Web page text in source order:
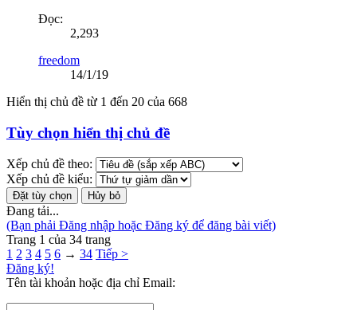
Đọc:
2,293
freedom
14/1/19
Hiển thị chủ đề từ 1 đến 20 của 668
Tùy chọn hiển thị chủ đề
Xếp chủ đề theo:
Xếp chủ đề kiểu:
Đang tải...
(Bạn phải Đăng nhập hoặc Đăng ký để đăng bài viết)
Trang 1 của 34 trang
1 2 3 4 5 6 → 34 Tiếp >
Đăng ký!
Tên tài khoản hoặc địa chỉ Email: